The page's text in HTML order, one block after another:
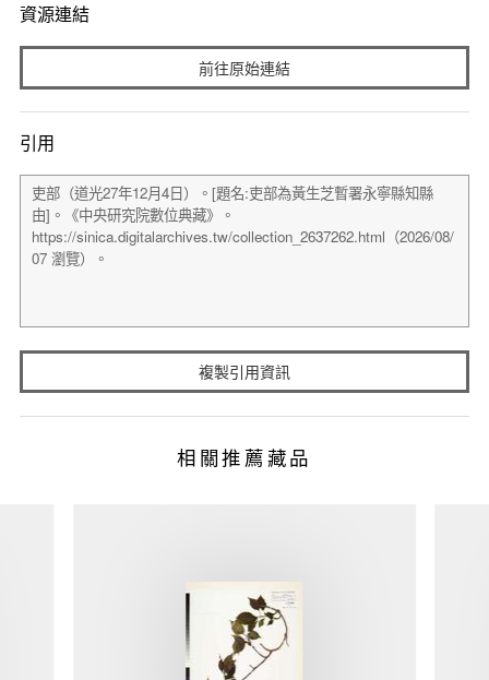
資源連結
前往原始連結
引用
複製引用資訊
相關推薦藏品